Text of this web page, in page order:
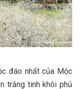
đáo nhất của Mộc
trắng tinh khôi phủ